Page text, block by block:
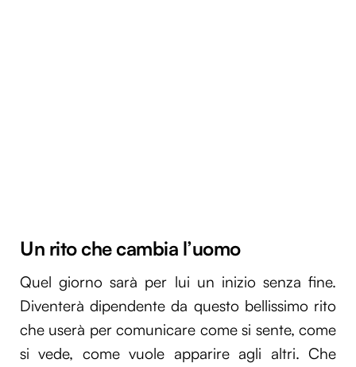
Un rito che cambia l’uomo
Quel giorno sarà per lui un inizio senza fine.
Diventerà dipendente da questo bellissimo rito
che userà per comunicare come si sente, come
si vede, come vuole apparire agli altri. Che